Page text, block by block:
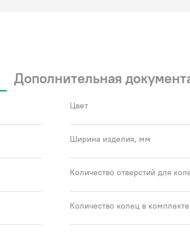
Дополнительная
Цвет
Ширина изделия, мм
Количество отверстий для
Количество колец в комплекте